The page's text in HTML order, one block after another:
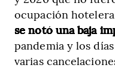
ocupación
se notó una baja
pandemia y los
varias